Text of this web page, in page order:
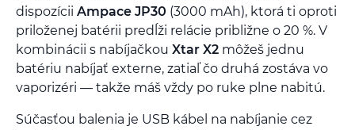
dispozícii Ampace JP30 (3000 mAh), ktorá ti oproti
priloženej batérii predĺži relácie približne o 20 %. V
kombinácii s nabíjačkou Xtar X2 môžeš jednu
batériu nabíjať externe, zatiaľ čo druhá zostáva vo
vaporizéri — takže máš vždy po ruke plne nabitú.
Súčasťou balenia je USB kábel na nabíjanie cez